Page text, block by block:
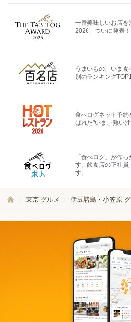
一番美味しいお店を
2026」ついに発表！
うまいもの、いま食
別のランキング
食べログネット予約
ばれた"いま、熱い
「食べログ」が作
す。飲食店の正社員
す。
東京 グルメ 伊豆諸島・小笠原 グ